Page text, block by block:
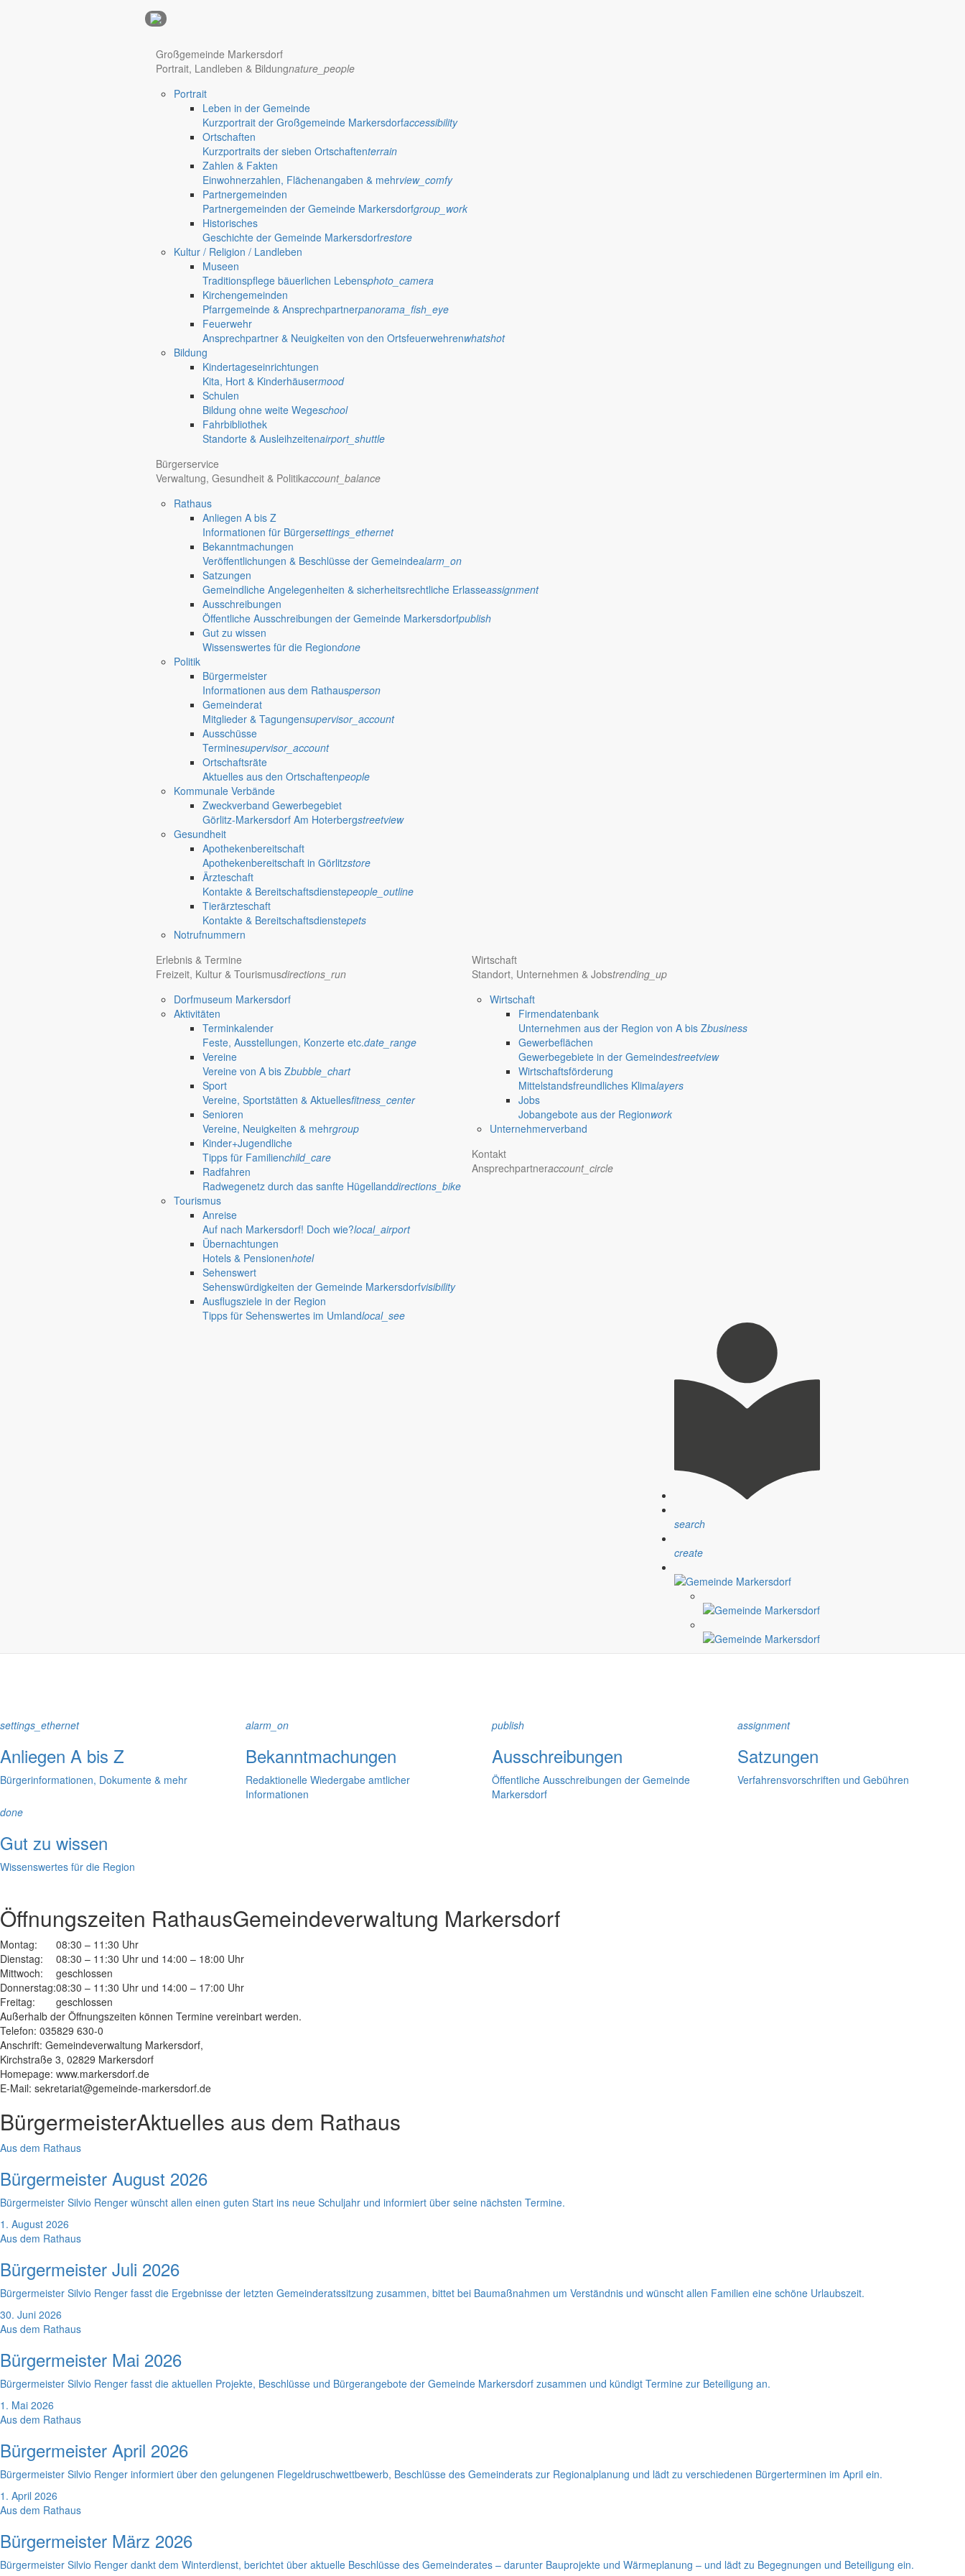
anzeigen@gemeinde-markersdorf.de
Großgemeinde Markersdorf
Portrait, Landleben & Bildungnature_people
Portrait
Leben in der Gemeinde
Kurzportrait der Großgemeinde Markersdorfaccessibility
Ortschaften
Kurzportraits der sieben Ortschaftenterrain
Zahlen & Fakten
Einwohnerzahlen, Flächenangaben & mehrview_comfy
Partnergemeinden
Partnergemeinden der Gemeinde Markersdorfgroup_work
Historisches
Geschichte der Gemeinde Markersdorfrestore
Kultur / Religion / Landleben
Museen
Traditionspflege bäuerlichen Lebensphoto_camera
Kirchengemeinden
Pfarrgemeinde & Ansprechpartnerpanorama_fish_eye
Feuerwehr
Ansprechpartner & Neuigkeiten von den Ortsfeuerwehrenwhatshot
Bildung
Kindertageseinrichtungen
Kita, Hort & Kinderhäusermood
Schulen
Bildung ohne weite Wegeschool
Fahrbibliothek
Standorte & Ausleihzeitenairport_shuttle
Bürgerservice
Verwaltung, Gesundheit & Politikaccount_balance
Rathaus
Anliegen A bis Z
Informationen für Bürgersettings_ethernet
Bekanntmachungen
Veröffentlichungen & Beschlüsse der Gemeindealarm_on
Satzungen
Gemeindliche Angelegenheiten & sicherheitsrechtliche Erlasseassignment
Ausschreibungen
Öffentliche Ausschreibungen der Gemeinde Markersdorfpublish
Gut zu wissen
Wissenswertes für die Regiondone
Politik
Bürgermeister
Informationen aus dem Rathausperson
Gemeinderat
Mitglieder & Tagungensupervisor_account
Ausschüsse
Terminesupervisor_account
Ortschaftsräte
Aktuelles aus den Ortschaftenpeople
Kommunale Verbände
Zweckverband Gewerbegebiet
Görlitz-Markersdorf Am Hoterbergstreetview
Gesundheit
Apothekenbereitschaft
Apothekenbereitschaft in Görlitzstore
Ärzteschaft
Kontakte & Bereitschaftsdienstepeople_outline
Tierärzteschaft
Kontakte & Bereitschaftsdienstepets
Notrufnummern
Erlebnis & Termine
Freizeit, Kultur & Tourismusdirections_run
Dorfmuseum Markersdorf
Aktivitäten
Terminkalender
Feste, Ausstellungen, Konzerte etc.date_range
Vereine
Vereine von A bis Zbubble_chart
Sport
Vereine, Sportstätten & Aktuellesfitness_center
Senioren
Vereine, Neuigkeiten & mehrgroup
Kinder+Jugendliche
Tipps für Familienchild_care
Radfahren
Radwegenetz durch das sanfte Hügellanddirections_bike
Tourismus
Anreise
Auf nach Markersdorf! Doch wie?local_airport
Übernachtungen
Hotels & Pensionenhotel
Sehenswert
Sehenswürdigkeiten der Gemeinde Markersdorfvisibility
Ausflugsziele in der Region
Tipps für Sehenswertes im Umlandlocal_see
Wirtschaft
Standort, Unternehmen & Jobstrending_up
Wirtschaft
Firmendatenbank
Unternehmen aus der Region von A bis Zbusiness
Gewerbeflächen
Gewerbegebiete in der Gemeindestreetview
Wirtschaftsförderung
Mittelstandsfreundliches Klimalayers
Jobs
Jobangebote aus der Regionwork
Unternehmerverband
Kontakt
Ansprechpartneraccount_circle
search
create
Früher musste man wegen jeder Angelegenheit “uff de Gemeende”, heute stellt das Rathaus Markersdorf viele Informationen online bereit. Ansprechpartner, Öffnungszeiten und Informationen zu
unterschiedlichen Anliegen finden Sie hier ebenso wie die Wiedergabe von Veröffentlichungen, die amtlich im “Schöpsboten – Dorfzeitung & Amtsblatt” erfolgt sind.
In der Rubrik “Rathaus” geht der Blick etwas weiter über die Markersdorfer Kirchtürme hinaus und Belange der Region und des Lebens im ländlichen Raum werden aufgegriffen.
settings_ethernet
Anliegen A bis Z
Bürgerinformationen, Dokumente & mehr
alarm_on
Bekanntmachungen
Redaktionelle Wiedergabe amtlicher
Informationen
publish
Ausschreibungen
Öffentliche Ausschreibungen der Gemeinde
Markersdorf
assignment
Satzungen
Verfahrensvorschriften und Gebühren
done
Gut zu wissen
Wissenswertes für die Region
Öffnungszeiten RathausGemeindeverwaltung Markersdorf
Montag:
08:30 – 11:30 Uhr
Dienstag:
08:30 – 11:30 Uhr und 14:00 – 18:00 Uhr
Mittwoch:
geschlossen
Donnerstag:08:30 – 11:30 Uhr und 14:00 – 17:00 Uhr
Freitag:
geschlossen
Außerhalb der Öffnungszeiten können Termine vereinbart werden.
Telefon: 035829 630-0
Anschrift: Gemeindeverwaltung Markersdorf,
Kirchstraße 3, 02829 Markersdorf
Homepage: www.markersdorf.de
E-Mail: sekretariat@gemeinde-markersdorf.de
BürgermeisterAktuelles aus dem Rathaus
Aus dem Rathaus
Bürgermeister August 2026
Bürgermeister Silvio Renger wünscht allen einen guten Start ins neue Schuljahr und informiert über seine nächsten Termine.
1. August 2026
Aus dem Rathaus
Bürgermeister Juli 2026
Bürgermeister Silvio Renger fasst die Ergebnisse der letzten Gemeinderatssitzung zusammen, bittet bei Baumaßnahmen um Verständnis und wünscht allen Familien eine schöne Urlaubszeit.
30. Juni 2026
Aus dem Rathaus
Bürgermeister Mai 2026
Bürgermeister Silvio Renger fasst die aktuellen Projekte, Beschlüsse und Bürgerangebote der Gemeinde Markersdorf zusammen und kündigt Termine zur Beteiligung an.
1. Mai 2026
Aus dem Rathaus
Bürgermeister April 2026
Bürgermeister Silvio Renger informiert über den gelungenen Flegeldruschwettbewerb, Beschlüsse des Gemeinderats zur Regionalplanung und lädt zu verschiedenen Bürgerterminen im April ein.
1. April 2026
Aus dem Rathaus
Bürgermeister März 2026
Bürgermeister Silvio Renger dankt dem Winterdienst, berichtet über aktuelle Beschlüsse des Gemeinderates – darunter Bauprojekte und Wärmeplanung – und lädt zu Begegnungen und Beteiligung ein.